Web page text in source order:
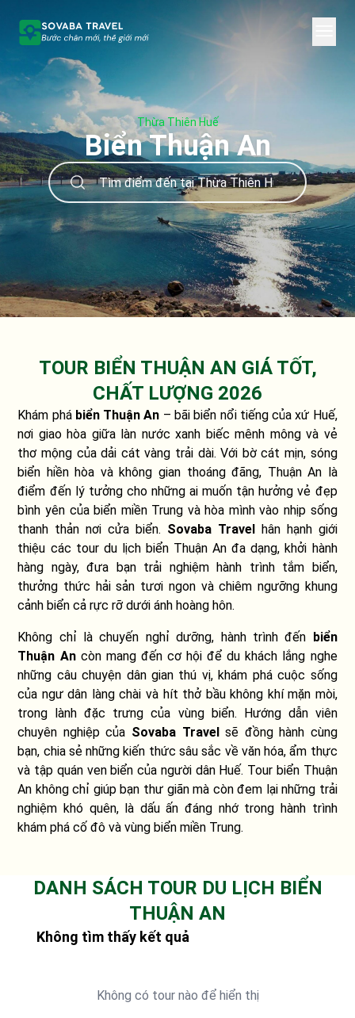
Thừa Thiên Huế
Biển Thuận An
TOUR BIỂN THUẬN AN GIÁ TỐT,
CHẤT LƯỢNG 2026
Khám phá biển Thuận An – bãi biển nổi tiếng của xứ Huế,
nơi giao hòa giữa làn nước xanh biếc mênh mông và vẻ
thơ mộng của dải cát vàng trải dài. Với bờ cát mịn, sóng
biển hiền hòa và không gian thoáng đãng, Thuận An là
điểm đến lý tưởng cho những ai muốn tận hưởng vẻ đẹp
bình yên của biển miền Trung và hòa mình vào nhịp sống
thanh thản nơi cửa biển. Sovaba Travelhân hạnh giới
thiệu các tour du lịch biển Thuận An đa dạng, khởi hành
hàng ngày, đưa bạn trải nghiệm hành trình tắm biển,
thưởng thức hải sản tươi ngon và chiêm ngưỡng khung
cảnh biển cả rực rỡ dưới ánh hoàng hôn.
Không chỉ là chuyến nghỉ dưỡng, hành trình đến biển
Thuận Ancòn mang đến cơ hội để du khách lắng nghe
những câu chuyện dân gian thú vị, khám phá cuộc sống
của ngư dân làng chài và hít thở bầu không khí mặn mòi,
trong lành đặc trưng của vùng biển. Hướng dẫn viên
chuyên nghiệp của Sovaba Travelsẽ đồng hành cùng
bạn, chia sẻ những kiến thức sâu sắc về văn hóa, ẩm thực
và tập quán ven biển của người dân Huế. Tour biển Thuận
An không chỉ giúp bạn thư giãn mà còn đem lại những trải
nghiệm khó quên, là dấu ấn đáng nhớ trong hành trình
khám phá cố đô và vùng biển miền Trung.
DANH SÁCH TOUR DU LỊCH BIỂN
THUẬN AN
Không tìm thấy kết quả
Không có tour nào để hiển thị